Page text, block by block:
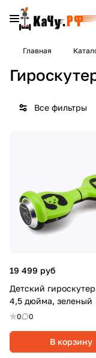
Главная
Все фильтры
19 499 руб
Детский
4,5 дюйма, зеленый
0 0
В корзину